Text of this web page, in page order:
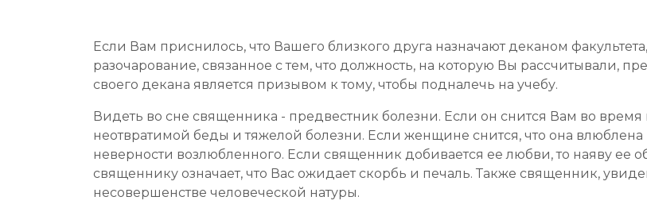
Если Вам приснилось, что Вашего близкого друга назначают деканом
разочарование, связанное с тем, что должность, на которую Вы рассчитывали,
своего декана является призывом к тому, чтобы подналечь на учебу.
Видеть во сне священника - предвестник болезни. Если он снится Вам во
неотвратимой беды и тяжелой болезни. Если женщине снится, что она влюблена
неверности возлюбленного. Если священник добивается ее любви, то наяву ее
священнику означает, что Вас ожидает скорбь и печаль. Также священник,
несовершенстве человеческой натуры.